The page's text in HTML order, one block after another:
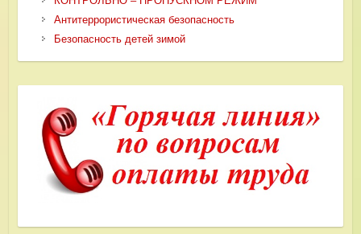
Антитеррористическая безопасность
Безопасность детей зимой